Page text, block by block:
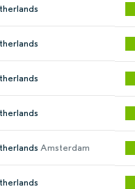
Amsterdam